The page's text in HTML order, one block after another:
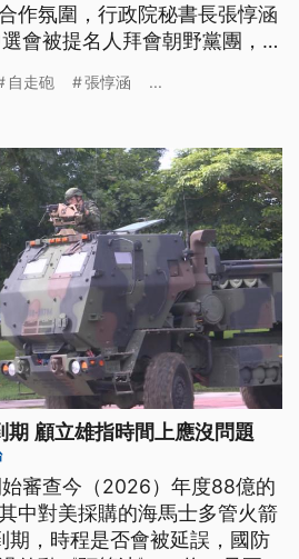
作氛圍，行政院秘書長張惇涵
會被提名人拜會朝野黨團，在
自走砲 張惇涵 ...
期 顧立雄指時間上應沒問題
審查今（2026）年度88億的
中對美採購的海馬士多管火箭
期，時程是否會被延誤，國防